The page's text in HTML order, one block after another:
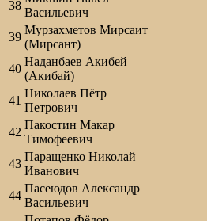
38
Васильевич
39
Мурзахметов Мирсаит
(Мирсант)
40
Наданбаев Акибей
(Акибай)
41
Николаев Пётр
Петрович
42
Пакостин Макар
Тимофеевич
43
Паращенко Николай
Иванович
44
Пасеюдов Александр
Васильевич